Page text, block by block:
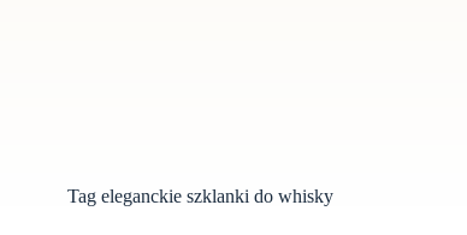
Tag eleganckie szklanki do whisky